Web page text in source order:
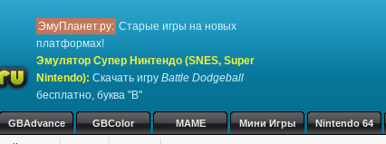
ЭмуПланет.ру: Старые игры на новых
платформах!
Эмулятор Супер Нинтендо (SNES, Super
Nintendo): Скачать игру Battle Dodgeball
бесплатно, буква "B"
GBAdvance GBColor MAME Мини Игры Nintendo 64